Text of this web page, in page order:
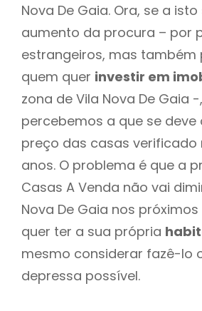
Nova De Gaia. Ora, se a
aumento da procura – por
estrangeiros, mas também
quem quer investir em
zona de Vila Nova De Gaia
percebemos a que se
preço das casas verificado
anos. O problema é que a
Casas A Venda não vai
Nova De Gaia nos
quer ter a sua própria
mesmo considerar fazê-lo
depressa possível.